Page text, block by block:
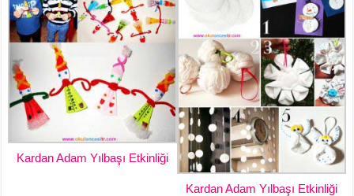
Kardan Adam Yılbaşı Etkinliği
Kardan Adam Yılbaşı Etkinliği